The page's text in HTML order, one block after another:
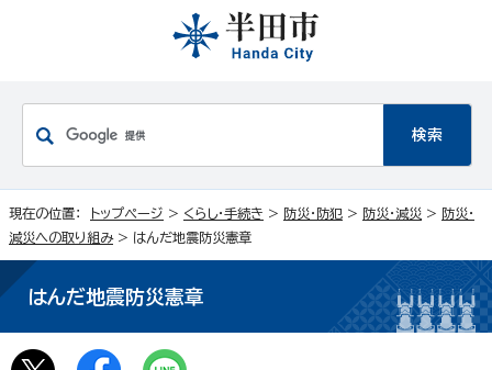
現在の位置： トップページ > くらし・手続き > 防災・防犯 > 防災・減災 > 防災・
減災への取り組み> はんだ地震防災憲章
はんだ地震防災憲章